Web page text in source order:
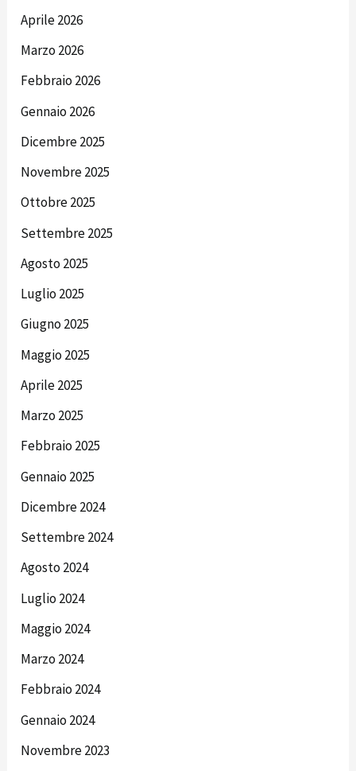
Aprile 2026
Marzo 2026
Febbraio 2026
Gennaio 2026
Dicembre 2025
Novembre 2025
Ottobre 2025
Settembre 2025
Agosto 2025
Luglio 2025
Giugno 2025
Maggio 2025
Aprile 2025
Marzo 2025
Febbraio 2025
Gennaio 2025
Dicembre 2024
Settembre 2024
Agosto 2024
Luglio 2024
Maggio 2024
Marzo 2024
Febbraio 2024
Gennaio 2024
Novembre 2023